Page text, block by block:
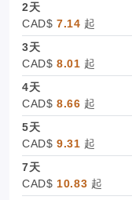
2天
CAD$ 7.14 起
3天
CAD$ 8.01 起
4天
CAD$ 8.66 起
5天
CAD$ 9.31 起
7天
CAD$ 10.83 起